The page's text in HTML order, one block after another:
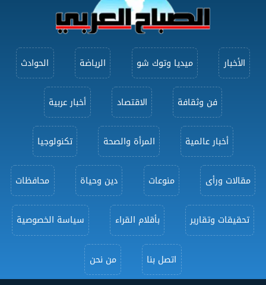
الأخبار ميديا وتوك شو الرياضة الحوادث
فن وثقافة الاقتصاد أخبار عربية
أخبار عالمية المرأة والصحة تكنولوجيا
مقالات ورأى منوعات دين وحياة محافظات
تحقيقات وتقارير بأقلام القراء سياسة الخصوصية
اتصل بنا من نحن